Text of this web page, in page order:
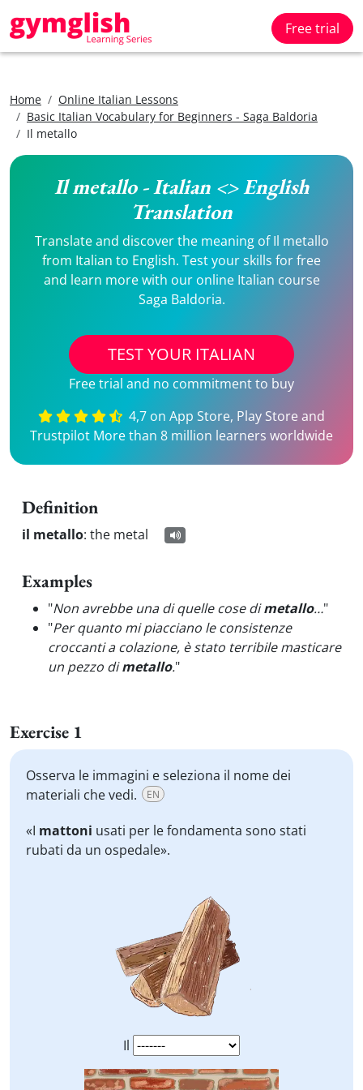
Free trial
Home
Online Italian Lessons
Basic Italian Vocabulary for Beginners - Saga Baldoria
Il metallo
Il metallo - Italian <> English
Translation
Translate and discover the meaning of Il metallo
from Italian to English. Test your skills for free
and learn more with our online Italian course
Saga Baldoria.
TEST YOUR ITALIAN
Free trial and no commitment to buy
4,7 on App Store, Play Store and
Trustpilot More than 8 million learners worldwide
Definition
il metallo: the metal
Examples
"Non avrebbe una di quelle cose dimetallo…"
"Per quanto mi piacciano le consistenze
croccanti a colazione, è stato terribile masticare
un pezzo dimetallo."
Exercise 1
Osserva le immagini e seleziona il nome dei
materiali che vedi.
EN
«I mattoni usati per le fondamenta sono stati
rubati da un ospedale».
Il